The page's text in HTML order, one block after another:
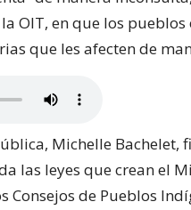
OIT, en que los
que les afecten de
Michelle Bachelet,
las leyes que crean el
Consejos de Pueblos